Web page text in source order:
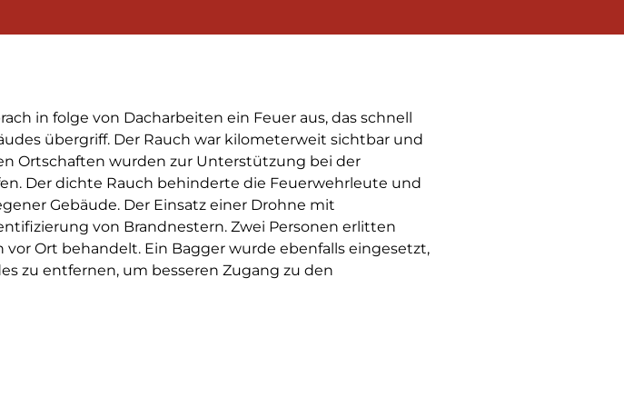
in folge von Dacharbeiten ein Feuer aus, das schnell
übergriff. Der Rauch war kilometerweit sichtbar und
Ortschaften wurden zur Unterstützung bei der
Der dichte Rauch behinderte die Feuerwehrleute und
Gebäude. Der Einsatz einer Drohne mit
von Brandnestern. Zwei Personen erlitten
Ort behandelt. Ein Bagger wurde ebenfalls eingesetzt,
zu entfernen, um besseren Zugang zu den